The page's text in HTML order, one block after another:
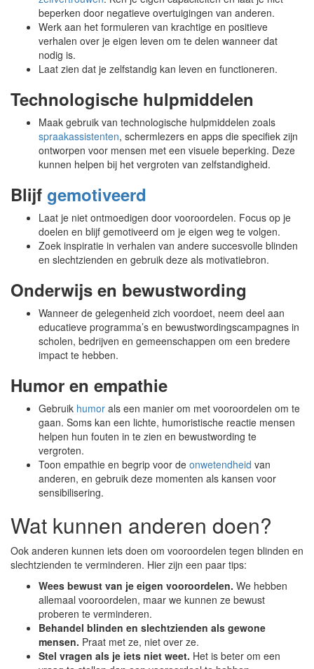
beperken door negatieve overtuigingen van anderen.
Werk aan het formuleren van krachtige en positieve
verhalen over je eigen leven om te delen wanneer dat
nodig is.
Laat zien dat je zelfstandig kan leven en functioneren.
Technologische hulpmiddelen
Maak gebruik van technologische hulpmiddelen zoals
spraakassistenten, schermlezers en apps die specifiek zijn
ontworpen voor mensen met een visuele beperking. Deze
kunnen helpen bij het vergroten van zelfstandigheid.
Blijf gemotiveerd
Laat je niet ontmoedigen door vooroordelen. Focus op je
doelen en blijf gemotiveerd om je eigen weg te volgen.
Zoek inspiratie in verhalen van andere succesvolle blinden
en slechtzienden en gebruik deze als motivatiebron.
Onderwijs en bewustwording
Wanneer de gelegenheid zich voordoet, neem deel aan
educatieve programma’s en bewustwordingscampagnes in
scholen, bedrijven en gemeenschappen om een bredere
impact te hebben.
Humor en empathie
Gebruik humor als een manier om met vooroordelen om te
gaan. Soms kan een lichte, humoristische reactie mensen
helpen hun fouten in te zien en bewustwording te
vergroten.
Toon empathie en begrip voor de onwetendheid van
anderen, en gebruik deze momenten als kansen voor
sensibilisering.
Wat kunnen anderen doen?
Ook anderen kunnen iets doen om vooroordelen tegen blinden en
slechtzienden te verminderen. Hier zijn een paar tips:
Wees bewust van je eigen vooroordelen. We hebben
allemaal vooroordelen, maar we kunnen ze bewust
proberen te verminderen.
Behandel blinden en slechtzienden als gewone
mensen. Praat met ze, niet over ze.
Stel vragen als je iets niet weet. Het is beter om een